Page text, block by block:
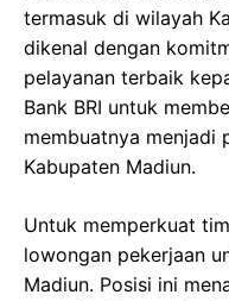
termasuk di wilayah
dikenal dengan
pelayanan terbaik
Bank BRI untuk
membuatnya menjadi
Kabupaten Madiun.
Untuk memperkuat
lowongan pekerjaan
Madiun. Posisi ini